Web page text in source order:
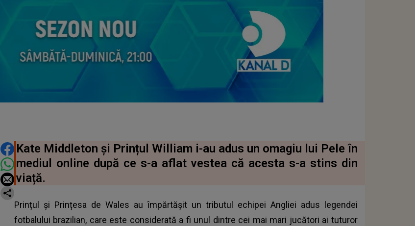
DISTRIBUIE ARTICOLUL
Kate Middleton și Prințul William i-au adus un omagiu lui Pele în
mediul online după ce s-a aflat vestea că acesta s-a stins din
viață.
Prințul și Prințesa de Wales au împărtășit un tributul echipei Angliei adus legendei
fotbalului brazilian, care este considerată a fi unul dintre cei mai mari jucători ai tuturor